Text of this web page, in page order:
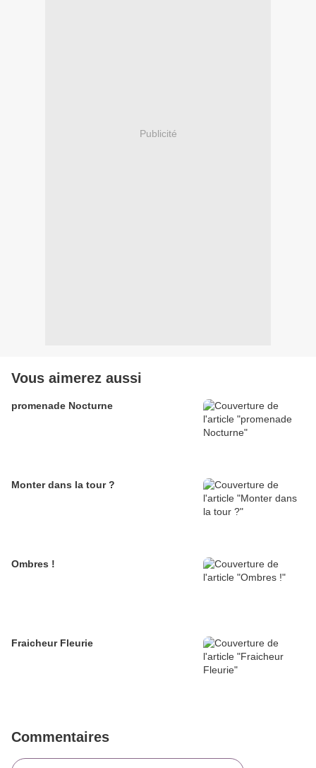
Publicité
Vous aimerez aussi
promenade Nocturne
Monter dans la tour ?
Ombres !
Fraicheur Fleurie
Commentaires